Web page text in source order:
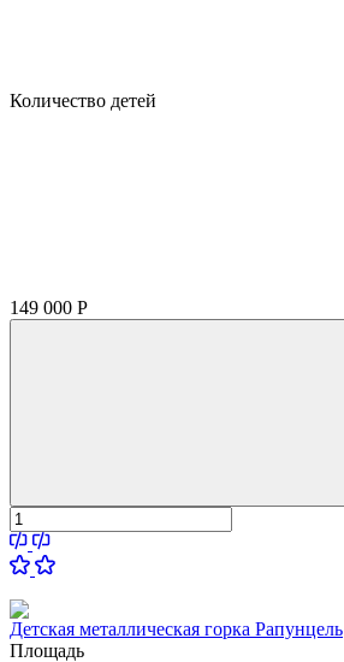
Количество детей
149 000 Р
Детская металлическая горка Рапунцель
Площадь